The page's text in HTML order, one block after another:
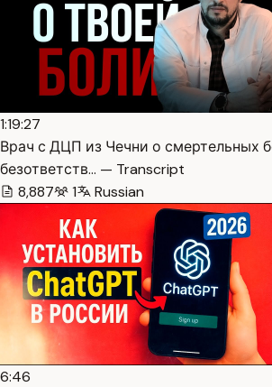
1:19:27
Врач с ДЦП из Чечни о смертельных
безответств… — Transcript
8,887
1 Russian
6:46